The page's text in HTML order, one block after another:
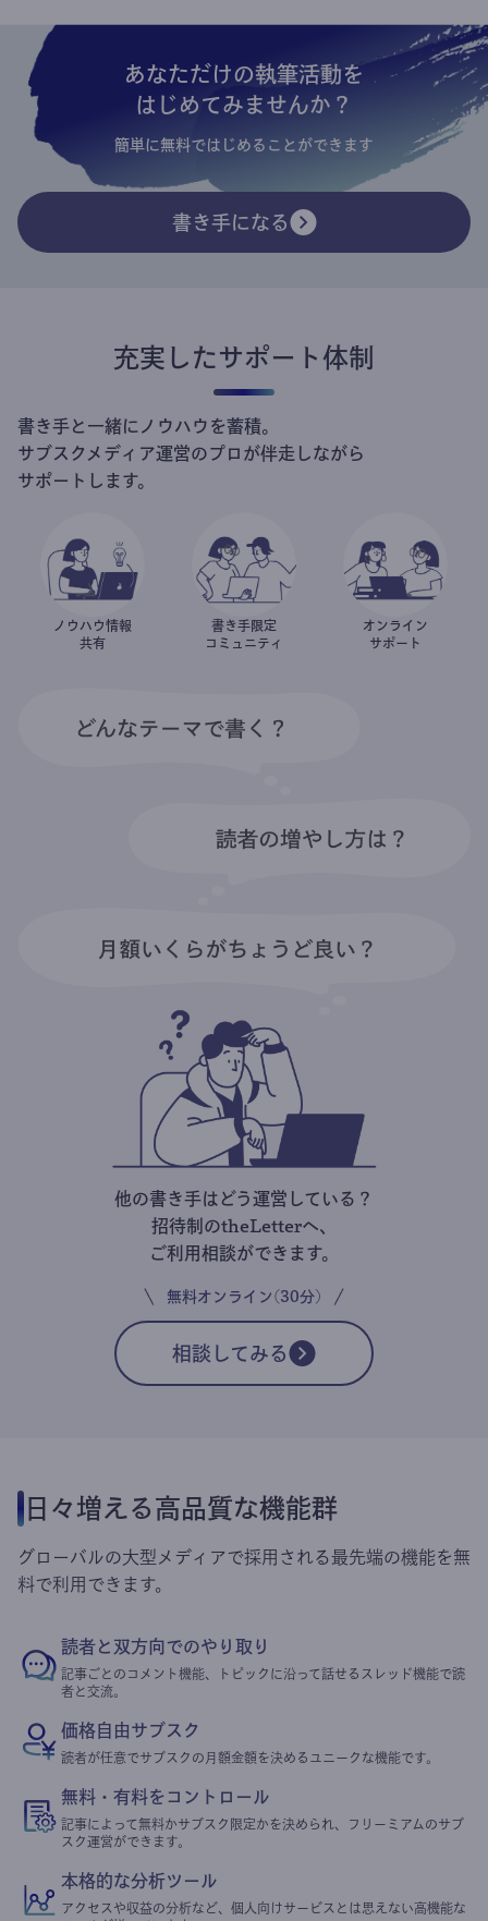
あなただけの執筆活動を
はじめてみませんか？
簡単に無料ではじめることができます
書き手になる
充実したサポート体制
書き手と一緒にノウハウを蓄積。
サブスクメディア運営のプロが伴走しながら
サポートします。
ノウハウ情報
共有
書き手限定
コミュニティ
オンライン
サポート
他の書き手はどう運営している？
招待制のtheLetterへ、
ご利用相談ができます。
無料オンライン(30分)
相談してみる
日々増える高品質な機能群
グローバルの大型メディアで採用される最先端の機能を無
料で利用できます。
読者と双方向でのやり取り
記事ごとのコメント機能、トピックに沿って話せるスレッド機能で読
者と交流。
価格自由サブスク
読者が任意でサブスクの月額金額を決めるユニークな機能です。
無料・有料をコントロール
記事によって無料かサブスク限定かを決められ、フリーミアムのサブ
スク運営ができます。
本格的な分析ツール
アクセスや収益の分析など、個人向けサービスとは思えない高機能な